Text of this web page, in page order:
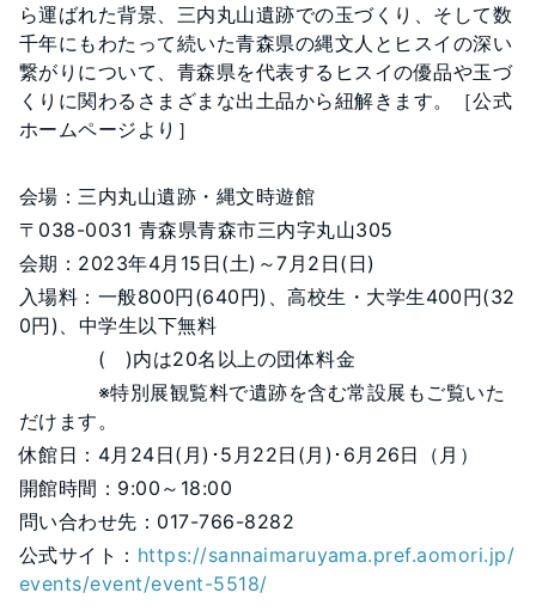
ら運ばれた背景、三内丸山遺跡での玉づくり、そして数
千年にもわたって続いた青森県の縄文人とヒスイの深い
繋がりについて、青森県を代表するヒスイの優品や玉づ
くりに関わるさまざまな出土品から紐解きます。［公式
ホームページより］
会場：三内丸山遺跡・縄文時遊館
〒038-0031 青森県青森市三内字丸山305
会期：2023年4月15日(土)～7月2日(日)
入場料：一般800円(640円)、高校生・大学生400円(32
0円)、中学生以下無料
( )内は20名以上の団体料金
※特別展観覧料で遺跡を含む常設展もご覧いた
だけます。
休館日：4月24日(月)･5月22日(月)･6月26日（月）
開館時間：9:00～18:00
問い合わせ先：017-766-8282
公式サイト： https://sannaimaruyama.pref.aomori.jp/
events/event/event-5518/